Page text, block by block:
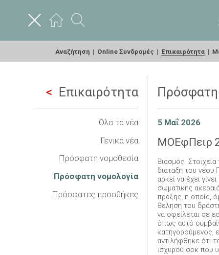
Αναζήτηση | Online Συνδρομές | Επικαιρότητα |
Επικαιρότητα
Όλα τα νέα
Γενικά νέα
Πρόσφατη νομοθεσία
Πρόσφατη νομολογία
Πρόσφατες προσθήκες
Πρόσφατη
5 Μαΐ 2026
ΜΟΕφΠειρ
Βιασμός.
διάταξη του νέου
αρκεί να έχει
σωματικής
πράξης, η οποία,
θέληση του
να οφείλεται σε
όπως αυτό
κατηγορούμενος,
αντιλήφθηκε ότι
ισχυρού σοκ που